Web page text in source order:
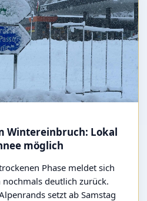
Wintereinbruch: Lokal
möglich
Phase meldet sich
deutlich zurück.
setzt ab Samstag